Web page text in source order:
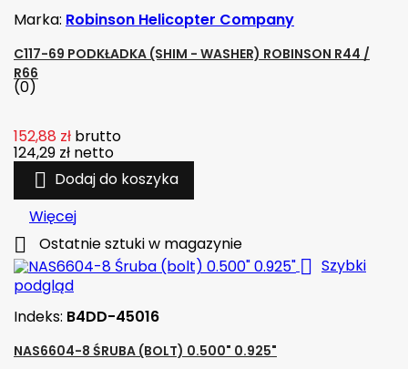
Marka: Robinson Helicopter Company
C117-69 PODKŁADKA (SHIM - WASHER) ROBINSON R44 /
R66
(0)
152,88 zł brutto
124,29 zł netto
 Dodaj do koszyka
Więcej
 Ostatnie sztuki w magazynie
 Szybki
podgląd
Indeks: B4DD-45016
NAS6604-8 ŚRUBA (BOLT) 0.500" 0.925"